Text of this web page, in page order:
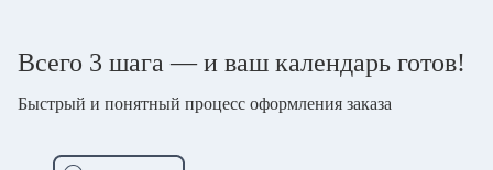
Всего 3 шага — и ваш календарь готов!
Быстрый и понятный процесс оформления заказа